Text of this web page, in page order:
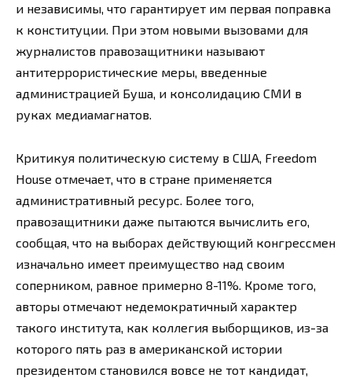
и независимы, что гарантирует им первая поправка
к конституции. При этом новыми вызовами для
журналистов правозащитники называют
антитеррористические меры, введенные
администрацией Буша, и консолидацию СМИ в
руках медиамагнатов.
Критикуя политическую систему в США, Freedom
House отмечает, что в стране применяется
административный ресурс. Более того,
правозащитники даже пытаются вычислить его,
сообщая, что на выборах действующий конгрессмен
изначально имеет преимущество над своим
соперником, равное примерно 8-11%. Кроме того,
авторы отмечают недемократичный характер
такого института, как коллегия выборщиков, из-за
которого пять раз в американской истории
президентом становился вовсе не тот кандидат,